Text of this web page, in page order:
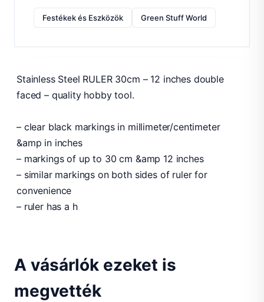
Festékek és Eszközök Green Stuff World
Stainless Steel RULER 30cm – 12 inches double
faced – quality hobby tool.
– clear black markings in millimeter/centimeter
&amp in inches
– markings of up to 30 cm &amp 12 inches
– similar markings on both sides of ruler for
convenience
– ruler has a h
A vásárlók ezeket is
megvették